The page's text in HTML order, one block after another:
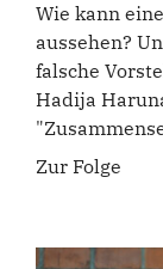
Wie kann
aussehen?
falsche
Hadija
Zur Folge